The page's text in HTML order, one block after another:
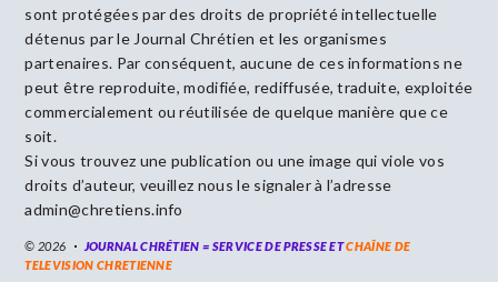
sont protégées par des droits de propriété intellectuelle
détenus par le Journal Chrétien et les organismes
partenaires. Par conséquent, aucune de ces informations ne
peut être reproduite, modifiée, rediffusée, traduite, exploitée
commercialement ou réutilisée de quelque manière que ce
soit.
Si vous trouvez une publication ou une image qui viole vos
droits d’auteur, veuillez nous le signaler à l’adresse
admin@chretiens.info
© 2026 JOURNAL CHRÉTIEN = SERVICE DE PRESSE ETCHAÎNE DE
TELEVISION CHRETIENNE